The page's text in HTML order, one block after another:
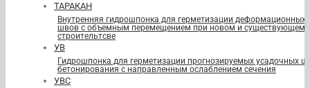
ТАРАКАН
Внутренняя гидрошпонка для герметизации деформационных
швов с объемным перемещением при новом и существующем
строительтсве
УВ
Гидрошпонка для герметизации прогнозируемых усадочных
бетонирования с направленным ослаблением сечения
УВС